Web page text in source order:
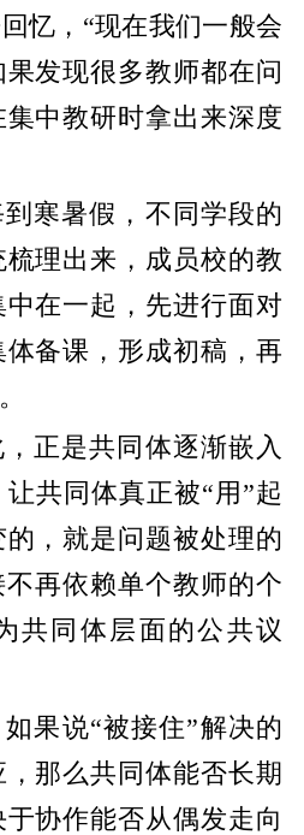
忆，“现在我们一般会
发现很多教师都在问
中教研时拿出来深度
寒暑假，不同学段的
理出来，成员校的教
在一起，先进行面对
备课，形成初稿，再
正是共同体逐渐嵌入
共同体真正被“用”起
，就是问题被处理的
再依赖单个教师的个
共同体层面的公共议
果说“被接住”解决的
那么共同体能否长期
协作能否从偶发走向